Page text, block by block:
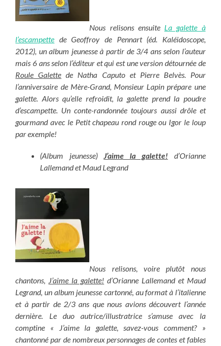
Nous relisons ensuite La galette à
l’escampette de Geoffroy de Pennart (éd. Kaléidoscope,
2012), un album jeunesse à partir de 3/4 ans selon l’auteur
mais 6 ans selon l’éditeur et qui est une version détournée de
Roule Galette de Natha Caputo et Pierre Belvès. Pour
l’anniversaire de Mère-Grand, Monsieur Lapin prépare une
galette. Alors qu’elle refroidit, la galette prend la poudre
d’escampette. Un conte-randonnée toujours aussi drôle et
gourmand avec le Petit chapeau rond rouge ou Igor le loup
par exemple!
(Album jeunesse) J’aime la galette! d’Orianne
Lallemand et Maud Legrand
Nous relisons, voire plutôt nous
chantons, J’aime la galette! d’Orianne Lallemand et Maud
Legrand, un album jeunesse cartonné, au format à l’italienne
et à partir de 2/3 ans que nous avions découvert l’année
dernière. Le duo autrice/illustratrice s’amuse avec la
comptine « J’aime la galette, savez-vous comment? »
chantonné par de nombreux personnages de contes et fables